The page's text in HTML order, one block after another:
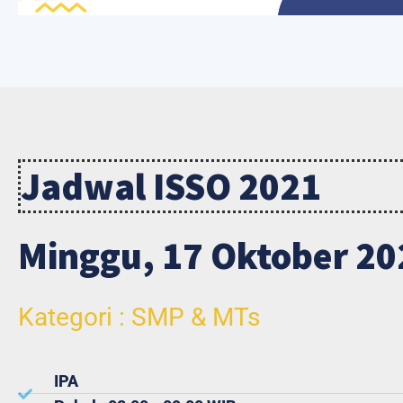
Jadwal ISSO 2021
Minggu, 17 Oktober
Kategori : SMP & MTs
IPA